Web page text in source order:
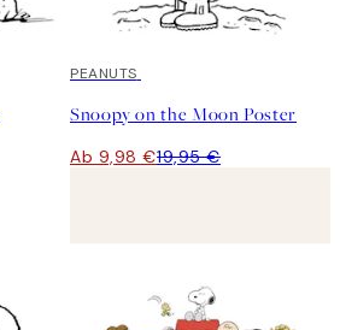
50%*
PEANUTS
Snoopy on the Moon Poster
Ab 9,98 €19,95 €